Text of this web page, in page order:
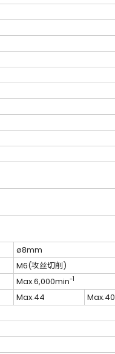
ø8mm
M6(攻丝切削)
Max.6,000min-1
Max.44 Max.40